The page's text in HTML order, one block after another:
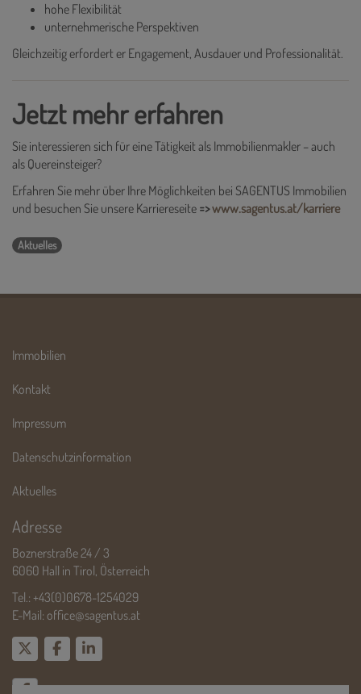
hohe Flexibilität
unternehmerische Perspektiven
Gleichzeitig erfordert er Engagement, Ausdauer und Professionalität.
Jetzt mehr erfahren
Sie interessieren sich für eine Tätigkeit als Immobilienmakler – auch
als Quereinsteiger?
Erfahren Sie mehr über Ihre Möglichkeiten bei SAGENTUS Immobilien
und besuchen Sie unsere Karriereseite =>www.sagentus.at/karriere
Aktuelles
Immobilien
Kontakt
Impressum
Datenschutzinformation
Aktuelles
Adresse
Boznerstraße 24 / 3
6060 Hall in Tirol, Österreich
Tel.: +43(0)0678-1254029
E-Mail: office@sagentus.at